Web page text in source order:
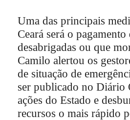
Uma das principais
Ceará será o
desabrigadas ou que
Camilo alertou os
de situação de
ser publicado no Diário
ações do Estado e
recursos o mais rápido